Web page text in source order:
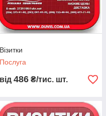
Візитки
Послуга
від 486 ₴/тис. шт.